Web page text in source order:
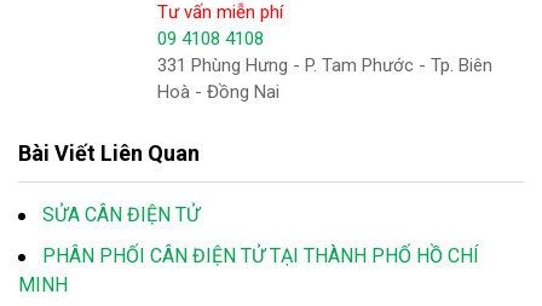
Tư vấn miễn phí
09 4108 4108
331 Phùng Hưng - P. Tam Phước - Tp. Biên
Hoà - Đồng Nai
Bài Viết Liên Quan
SỬA CÂN ĐIỆN TỬ
PHÂN PHỐI CÂN ĐIỆN TỬ TẠI THÀNH PHỐ HỒ CHÍ
MINH